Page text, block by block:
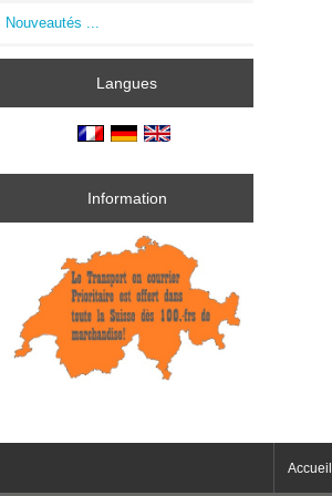
Nouveautés ...
Langues
Information
Accueil